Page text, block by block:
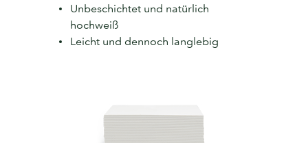
Unbeschichtet und natürlich
hochweiß
Leicht und dennoch langlebig